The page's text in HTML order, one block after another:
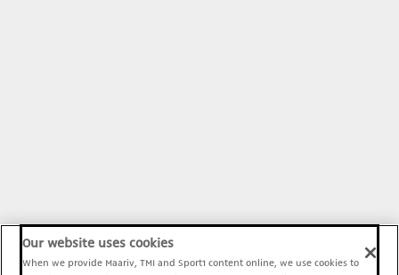
Our website uses cookies
When we provide Maariv, TMI and Sport1 content online, we use cookies to